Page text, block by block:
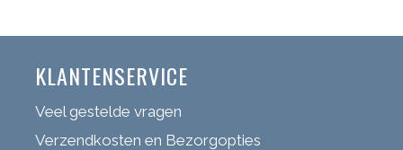
KLANTENSERVICE
Veel gestelde vragen
Verzendkosten en Bezorgopties